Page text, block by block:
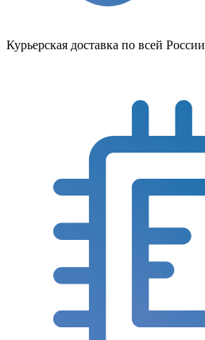
Курьерская доставка по всей России